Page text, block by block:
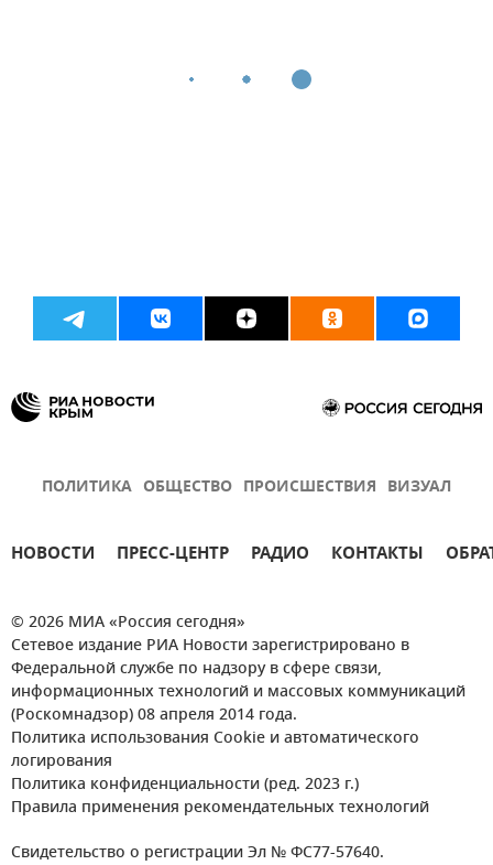
ПОЛИТИКА ОБЩЕСТВО ПРОИСШЕСТВИЯ ВИЗУАЛ
НОВОСТИ ПРЕСС-ЦЕНТР РАДИО КОНТАКТЫ
© 2026 МИА «Россия сегодня»
Сетевое издание РИА Новости зарегистрировано в
Федеральной службе по надзору в сфере связи,
информационных технологий и массовых коммуникаций
(Роскомнадзор) 08 апреля 2014 года.
Политика использования Cookie и автоматического
логирования
Политика конфиденциальности (ред. 2023 г.)
Правила применения рекомендательных технологий
Свидетельство о регистрации Эл № ФС77-57640.